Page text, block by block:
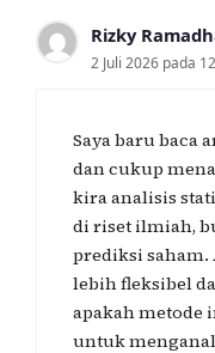
Rizky
2 Juli 2026 pada
Saya baru baca
dan cukup
kira analisis
di riset ilmiah,
prediksi saham.
lebih fleksibel
apakah metode
untuk